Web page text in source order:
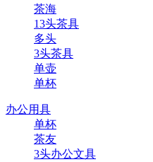
茶海
13头茶具
多头
3头茶具
单壶
单杯
办公用具
单杯
茶友
3头办公文具